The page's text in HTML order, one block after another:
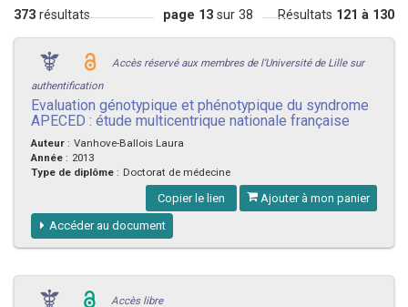
373 résultats page 13 sur 38 Résultats 121 à 130
Accès réservé aux membres de l'Université de Lille sur
authentification
Evaluation génotypique et phénotypique du syndrome
APECED : étude multicentrique nationale française
Auteur : Vanhove-Ballois Laura
Année : 2013
Type de diplôme : Doctorat de médecine
Copier le lien Ajouter à mon panier
Accéder au document
Accès libre